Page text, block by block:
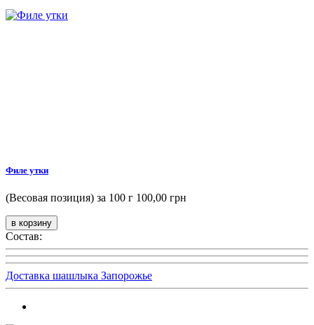
Филе утки
(Весовая позиция) за 100 г 100,00 грн
Состав:
Доставка шашлыка Запорожье